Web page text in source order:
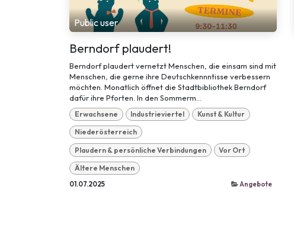
Public user
Berndorf plaudert!
Berndorf plaudert vernetzt Menschen, die einsam sind mit
Menschen, die gerne ihre Deutschkennntisse verbessern
möchten. Monatlich öffnet die Stadtbibliothek Berndorf
dafür ihre Pforten. In den Sommerm...
Erwachsene Industrieviertel Kunst & Kultur
Niederösterreich
Plaudern & persönliche Verbindungen Vor Ort
Ältere Menschen
01.07.2025 Angebote